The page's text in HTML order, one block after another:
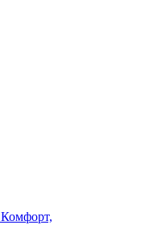
Комфорт,